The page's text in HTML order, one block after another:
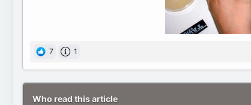
7 1
Who read this article